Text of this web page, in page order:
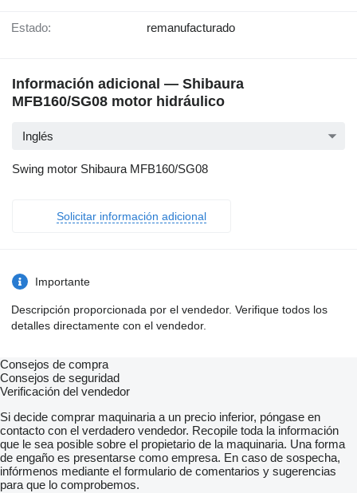
Estado: remanufacturado
Información adicional — Shibaura
MFB160/SG08 motor hidráulico
Inglés
Swing motor Shibaura MFB160/SG08
Solicitar información adicional
Importante
Descripción proporcionada por el vendedor. Verifique todos los
detalles directamente con el vendedor.
Consejos de compra
Consejos de seguridad
Verificación del vendedor
Si decide comprar maquinaria a un precio inferior, póngase en
contacto con el verdadero vendedor. Recopile toda la información
que le sea posible sobre el propietario de la maquinaria. Una forma
de engaño es presentarse como empresa. En caso de sospecha,
infórmenos mediante el formulario de comentarios y sugerencias
para que lo comprobemos.